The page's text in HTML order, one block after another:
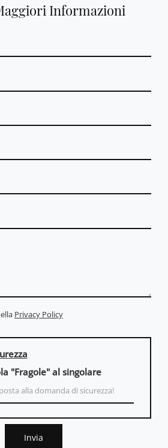
Informazioni
Privacy Policy
"Fragole" al singolare
Invia